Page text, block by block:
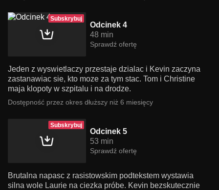
Subskrybuj
Odcinek 4
48 min
Sprawdź ofertę
Jeden z wyswietlaczy przestaje dzialac i Kevin zaczyna
zastanawiac sie, kto moze za tym stac. Tom i Christine
maja klopoty w szpitalu i na drodze.
Dostępność przez okres dłuższy niż 6 miesięcy
Subskrybuj
Odcinek 5
53 min
Sprawdź ofertę
Brutalna napasc z rasistowskim podtekstem wystawia
silna wole Laurie na ciezka próbe. Kevin bezskutecznie